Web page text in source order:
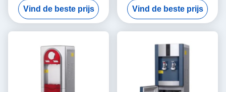
Water
Vind de beste prijs
Compressor Koelfles
Vind de beste prijs